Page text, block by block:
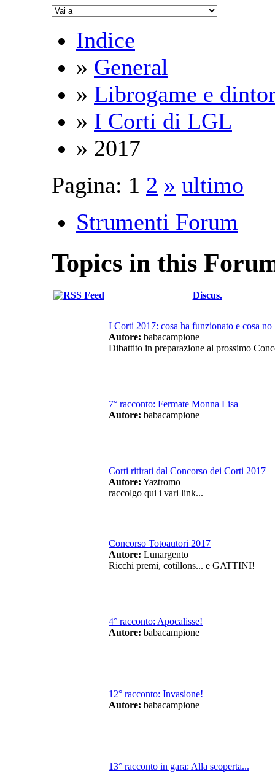
Indice
» General
» Librogame e
» I Corti di LGL
» 2017
Pagina: 1 2 » ultimo
Strumenti Forum
Topics in this
Discus.
I Corti 2017: cosa ha funzionato e cosa no
Autore: babacampione
Dibattito in preparazione al prossimo
7° racconto: Fermate Monna Lisa
Autore: babacampione
Corti ritirati dal Concorso dei Corti 2017
Autore: Yaztromo
raccolgo qui i vari link...
Concorso Totoautori 2017
Autore: Lunargento
Ricchi premi, cotillons... e GATTINI!
4° racconto: Apocalisse!
Autore: babacampione
12° racconto: Invasione!
Autore: babacampione
13° racconto in gara: Alla scoperta...